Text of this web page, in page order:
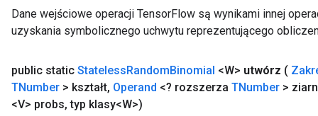
Dane wejściowe operacji TensorFlow są wynikami innej
uzyskania symbolicznego uchwytu reprezentującego
public static StatelessRandomBinomial <W> utwórz (
TNumber > kształt, Operand <? rozszerza TNumber >
<V> probs, typ klasy<W>)